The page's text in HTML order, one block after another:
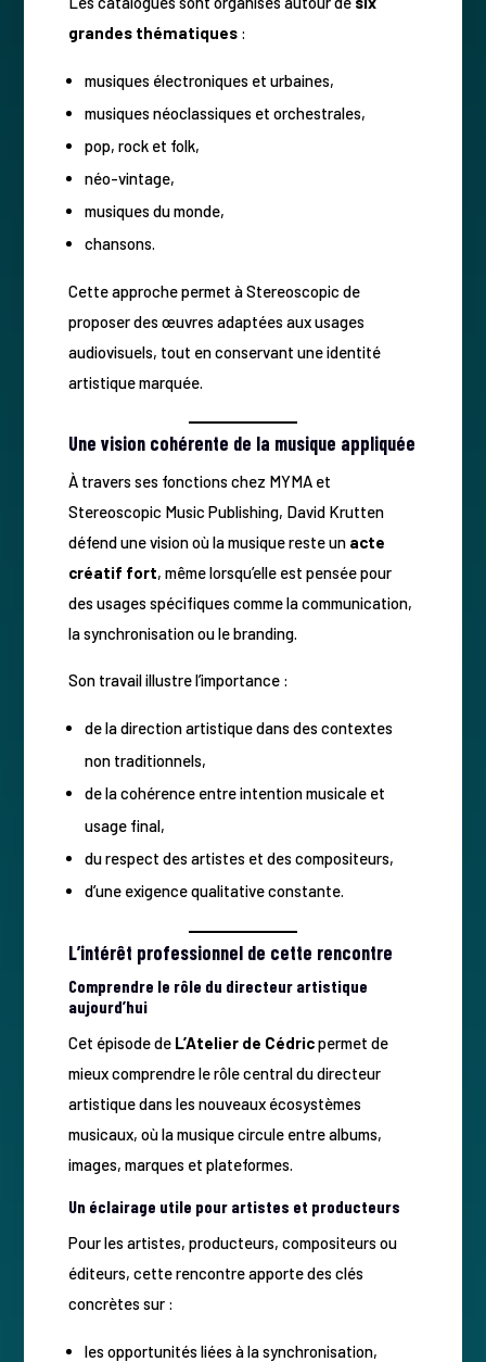
grandes thématiques:
musiques électroniques et urbaines,
musiques néoclassiques et orchestrales,
pop, rock et folk,
néo-vintage,
musiques du monde,
chansons.
Cette approche permet à Stereoscopic de
proposer des œuvres adaptées aux usages
audiovisuels, tout en conservant une identité
artistique marquée.
Une vision cohérente de la musique appliquée
À travers ses fonctions chez MYMA et
Stereoscopic Music Publishing, David Krutten
défend une vision où la musique reste un acte
créatif fort, même lorsqu’elle est pensée pour
des usages spécifiques comme la communication,
la synchronisation ou le branding.
Son travail illustre l’importance :
de la direction artistique dans des contextes
non traditionnels,
de la cohérence entre intention musicale et
usage final,
du respect des artistes et des compositeurs,
d’une exigence qualitative constante.
L’intérêt professionnel de cette rencontre
Comprendre le rôle du directeur artistique
aujourd’hui
Cet épisode de L’Atelier de Cédricpermet de
mieux comprendre le rôle central du directeur
artistique dans les nouveaux écosystèmes
musicaux, où la musique circule entre albums,
images, marques et plateformes.
Un éclairage utile pour artistes et producteurs
Pour les artistes, producteurs, compositeurs ou
éditeurs, cette rencontre apporte des clés
concrètes sur :
les opportunités liées à la synchronisation,